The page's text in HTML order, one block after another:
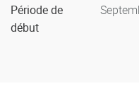
Période de
début